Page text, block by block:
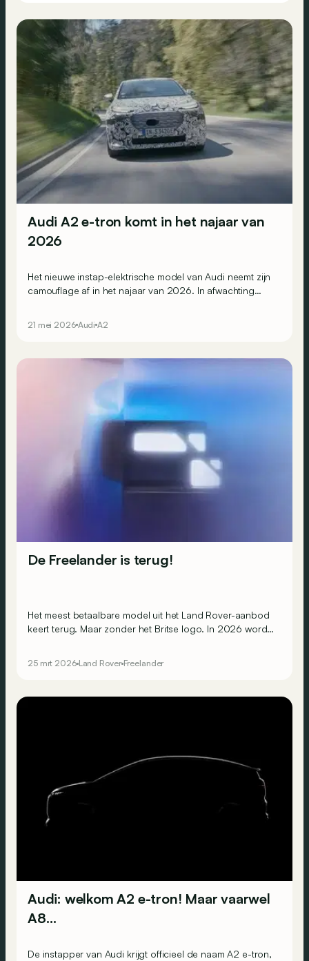
Audi A2 e-tron komt in het najaar van
2026
Het nieuwe instap-elektrische model van Audi neemt zijn
camouflage af in het najaar van 2026. In afwachting
21 mei 2026 Audi A2
De Freelander is terug!
Het meest betaalbare model uit het Land Rover-aanbod
keert terug. Maar zonder het Britse logo. In 2026 wordt
25 mrt 2026 Land Rover Freelander
Audi: welkom A2 e-tron! Maar vaarwel
A8…
De instapper van Audi krijgt officieel de naam A2 e-tron,